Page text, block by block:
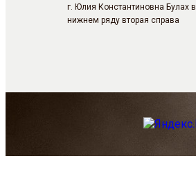
г. Юлия Константиновна Булах в
нижнем ряду вторая справа